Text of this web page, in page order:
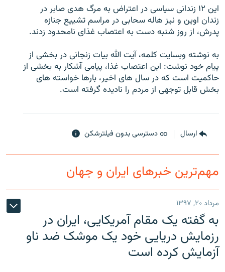
زبان‌های دیگر
اين ۱۲ زندانی سياسی در اعتراض به مرگ هدی صابر در
زندان اوين و نيز هاله سحابی در مراسم تشييع جنازه
پدرش، از روز شنبه دست به اعتصاب غذای نامحدود زدند.
به نوشته وبسايت کلمه، آيت الله بيات زنجانی در بخشی از
پيام خود نوشت: اين اعتصاب غذا، پيامی آشکار به بخشی از
حاکميت است که در سال های اخير، بارها خواسته های
بخش قابل توجهی از مردم را ناديده گرفته است.
ارسال دسترسی بدون فیلترشکن
مهم‌ترین خبرهای ایران و جهان
مرداد ۲۰, ۱۳۹۷
به گفته یک مقام آمریکایی، ایران در
رزمایش دریایی خود یک موشک ضد ناو
آزمایش کرده است